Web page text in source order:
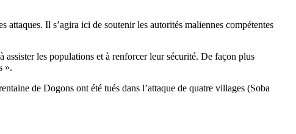
Il s’agira ici de soutenir les autorités maliennes compétentes
les populations et à renforcer leur sécurité. De façon plus
».
de Dogons ont été tués dans l’attaque de quatre villages (Soba